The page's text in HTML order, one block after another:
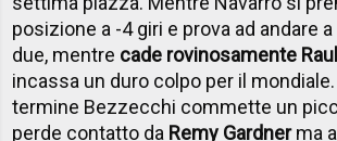
posizione a -4 giri e prova ad andare
due, mentre cade rovinosamente
incassa un duro colpo per il mondiale.
termine Bezzecchi commette un
perde contatto da Remy Gardnerma